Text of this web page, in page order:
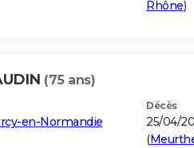
Rhône)
(75 ans)
en-Normandie
Décès
25/04/
(